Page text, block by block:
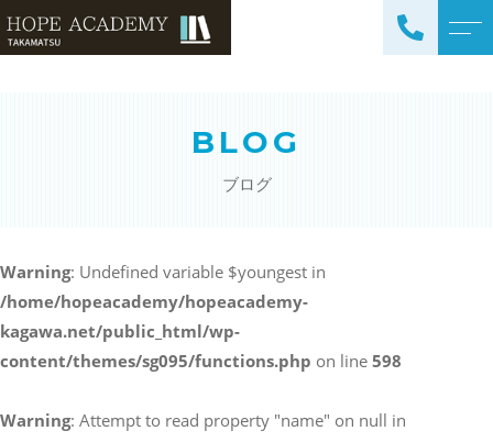
（4科目）
中学生コース（5科目）
高校生コース（3科目）
英会話コース（幼児～小学
BLOG
ブログ
Warning: Undefined variable $youngest in
/home/hopeacademy/hopeacademy-
kagawa.net/public_html/wp-
content/themes/sg095/functions.php on line 598
Warning: Attempt to read property "name" on null in